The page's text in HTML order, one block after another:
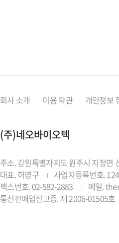
회사 소개 이용 약관 개인정보
(주)네오바이오텍
주소. 강원특별자치도 원주시 지정면
대표. 허영구
사업자등록번호.
팩스번호. 02-582-2883
메일.
통신판매업신고증. 제 2006-01505호